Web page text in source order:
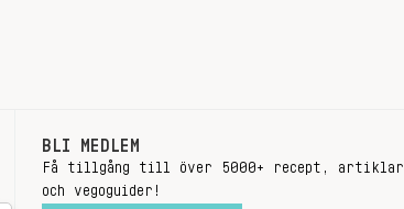
BLI MEDLEM
Få tillgång till över 5000+ recept, artiklar
och vegoguider!